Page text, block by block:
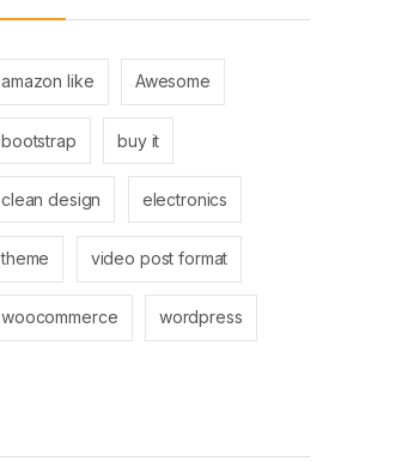
amazon like Awesome
bootstrap buy it
clean design electronics
theme video post format
woocommerce wordpress